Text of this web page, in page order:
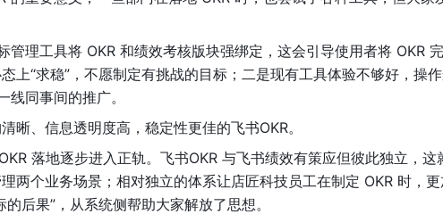
管理工具将 OKR 和绩效考核版块强绑定，这会引导使用者将 OKR
上“求稳”，不愿制定有挑战的目标；二是现有工具体验不够好，操
同事间的推广。
晰、信息透明度高，稳定性更佳的飞书OKR。
落地逐步进入正轨。飞书OKR 与飞书绩效有策应但彼此独立，这
两个业务场景；相对独立的体系让店匠科技员工在制定 OKR 时，更
的后果”，从系统侧帮助大家解放了思想。